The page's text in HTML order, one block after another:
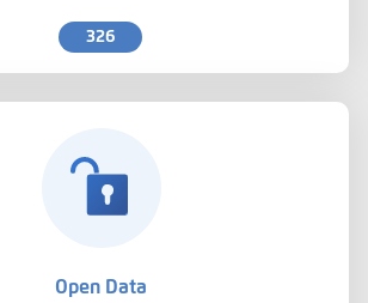
326
Open Data